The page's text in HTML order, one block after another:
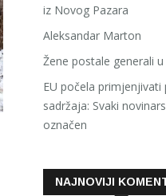
iz Novog Pazara
Aleksandar Marton
Žene postale generali
EU počela
sadržaja: Svaki
označen
NAJNOVIJI